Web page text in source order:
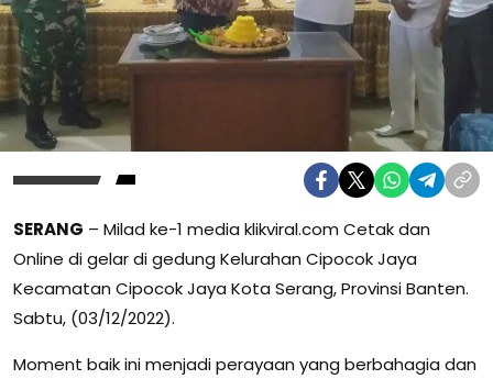
SERANG – Milad ke-1 media klikviral.com Cetak dan
Online di gelar di gedung Kelurahan Cipocok Jaya
Kecamatan Cipocok Jaya Kota Serang, Provinsi Banten.
Sabtu, (03/12/2022).
Moment baik ini menjadi perayaan yang berbahagia dan